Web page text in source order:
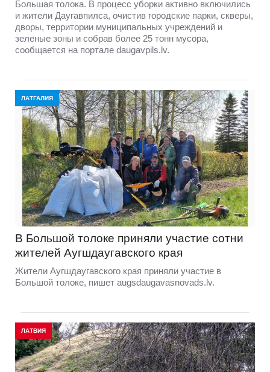
Большая толока. В процесс уборки активно включились
и жители Даугавпилса, очистив городские парки, скверы,
дворы, территории муниципальных учреждений и
зеленые зоны и собрав более 25 тонн мусора,
сообщается на портале daugavpils.lv.
ЛАТГАЛИЯ
В Большой толоке приняли участие сотни
жителей Аугшдаугавского края
Жители Аугшдаугавского края приняли участие в
Большой толоке, пишет augsdaugavasnovads.lv.
ЛАТВИЯ